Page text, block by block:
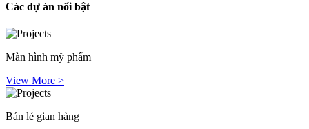
Các dự án nổi bật
Màn hình mỹ phẩm
View More >
Bán lẻ gian hàng